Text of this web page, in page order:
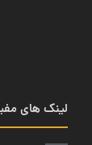
لینک های